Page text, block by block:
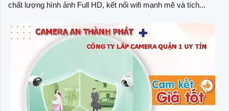
chất lượng hình ảnh Full HD, kết nối wifi mạnh mẽ và tích...